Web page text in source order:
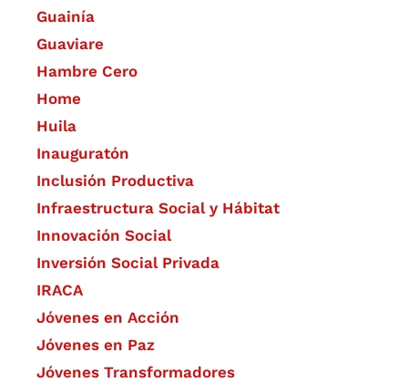
Guainía
Guaviare
Hambre Cero
Home
Huila
Inauguratón
Inclusión Productiva
Infraestructura Social y Hábitat
​Innovación Social
Inversión Social Privada
IRACA
Jóvenes en Acción
Jóvenes en Paz
Jóvenes Transformadores